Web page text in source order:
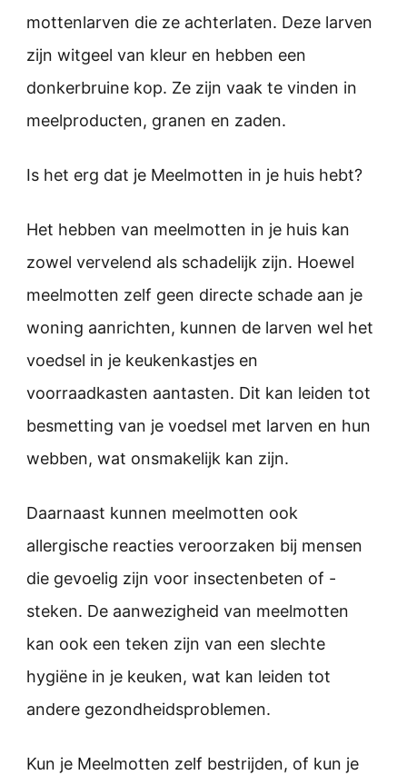
mottenlarven die ze achterlaten. Deze larven
zijn witgeel van kleur en hebben een
donkerbruine kop. Ze zijn vaak te vinden in
meelproducten, granen en zaden.
Is het erg dat je Meelmotten in je huis hebt?
Het hebben van meelmotten in je huis kan
zowel vervelend als schadelijk zijn. Hoewel
meelmotten zelf geen directe schade aan je
woning aanrichten, kunnen de larven wel het
voedsel in je keukenkastjes en
voorraadkasten aantasten. Dit kan leiden tot
besmetting van je voedsel met larven en hun
webben, wat onsmakelijk kan zijn.
Daarnaast kunnen meelmotten ook
allergische reacties veroorzaken bij mensen
die gevoelig zijn voor insectenbeten of -
steken. De aanwezigheid van meelmotten
kan ook een teken zijn van een slechte
hygiëne in je keuken, wat kan leiden tot
andere gezondheidsproblemen.
Kun je Meelmotten zelf bestrijden, of kun je